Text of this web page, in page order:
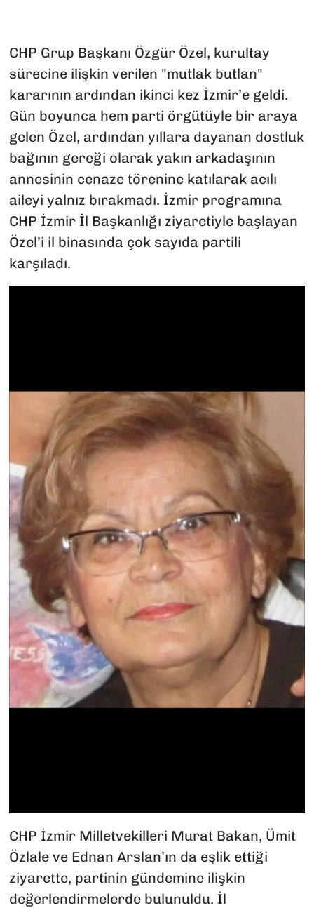
CHP Grup Başkanı Özgür Özel, kurultay
sürecine ilişkin verilen "mutlak butlan"
kararının ardından ikinci kez İzmir’e geldi.
Gün boyunca hem parti örgütüyle bir araya
gelen Özel, ardından yıllara dayanan dostluk
bağının gereği olarak yakın arkadaşının
annesinin cenaze törenine katılarak acılı
aileyi yalnız bırakmadı. İzmir programına
CHP İzmir İl Başkanlığı ziyaretiyle başlayan
Özel’i il binasında çok sayıda partili
karşıladı.
CHP İzmir Milletvekilleri Murat Bakan, Ümit
Özlale ve Ednan Arslan’ın da eşlik ettiği
ziyarette, partinin gündemine ilişkin
değerlendirmelerde bulunuldu. İl